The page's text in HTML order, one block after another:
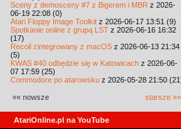
Sceny z demosceny #7 z Bigerem i MBR z 2026-
06-19 22:08 (0)
Atari Floppy Image Toolkit z 2026-06-17 13:51 (9)
Spotkanie online z grupą LST z 2026-06-16 16:32
(17)
Recoil zintegrowany z macOS z 2026-06-13 21:34
(5)
KWAS #40 odbędzie się w Katowicach z 2026-06-
07 17:59 (25)
Commodore po atarowsku z 2026-05-28 21:50
«« nowsze starsze »»
AtariOnline.pl na YouTube